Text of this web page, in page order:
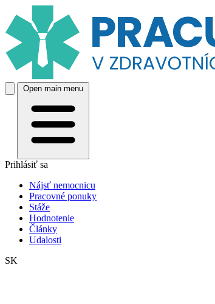
Open main menu
Prihlásiť sa
Nájsť nemocnicu
Pracovné ponuky
Stáže
Hodnotenie
Články
Udalosti
SK